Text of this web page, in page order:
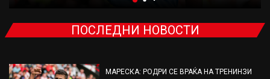
ПОСЛЕДНИ НОВОСТИ
МАРЕСКА: РОДРИ СЕ ВРАЌА НА ТРЕНИНЗИ